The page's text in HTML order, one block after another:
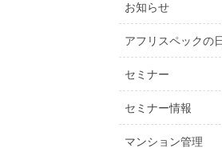
お知らせ
アフリスペックの
セミナー
セミナー情報
マンション管理